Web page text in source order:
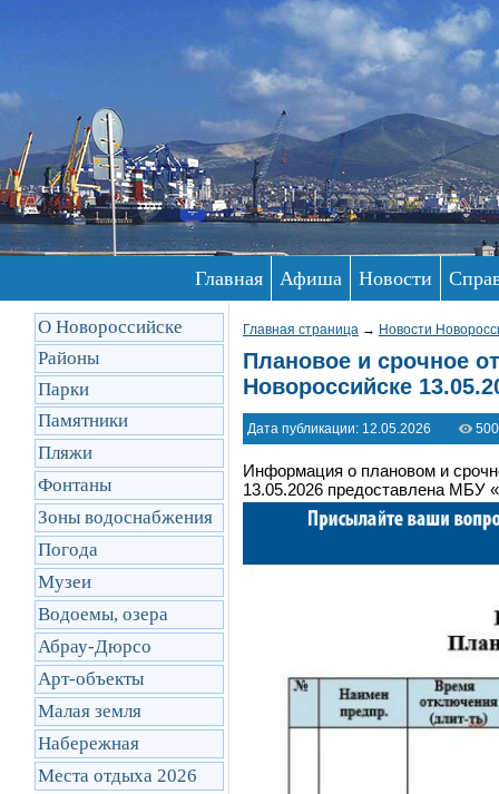
Главная Афиша Новости
О Новороссийске
Районы
Парки
Памятники
Пляжи
Фонтаны
Зоны водоснабжения
Погода
Музеи
Водоемы, озера
Абрау-Дюрсо
Арт-объекты
Малая земля
Набережная
Места отдыха 2026
Главная страница → Новости
Плановое и срочное
Новороссийске
Дата публикации: 12.05.2026
Информация о плановом и
13.05.2026 предоставлена МБУ